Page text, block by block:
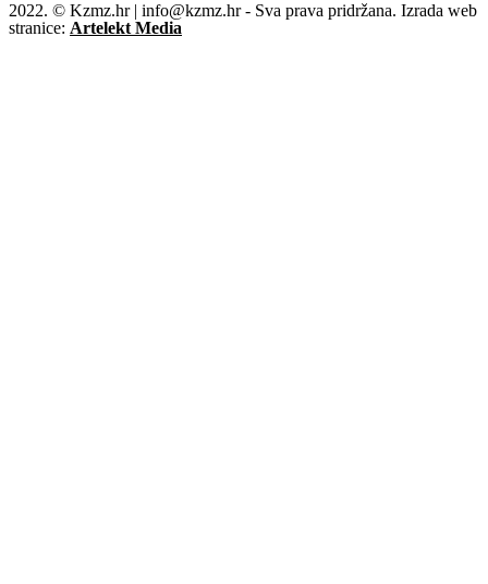
2022. © Kzmz.hr | info@kzmz.hr - Sva prava pridržana. Izrada web
stranice: Artelekt Media